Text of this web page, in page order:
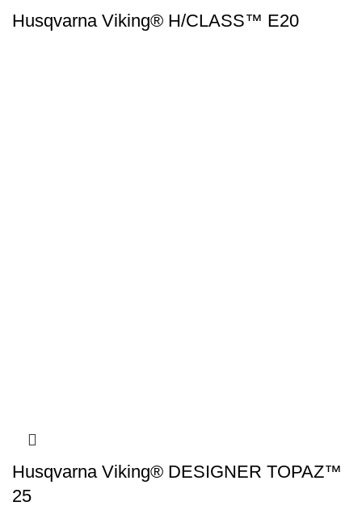
Husqvarna Viking® H/CLASS™ E20
Husqvarna Viking® DESIGNER TOPAZ™
25